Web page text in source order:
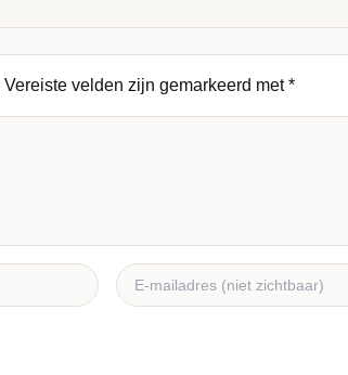
Vereiste velden zijn gemarkeerd met*